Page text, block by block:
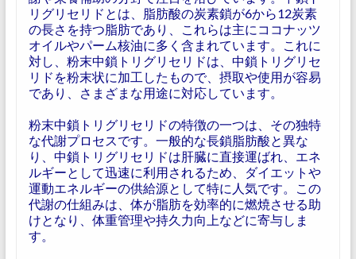
リグリセリドとは、脂肪酸の炭素鎖が6から12炭素
の長さを持つ脂肪であり、これらは主にココナッツ
オイルやパーム核油に多く含まれています。これに
対し、粉末中鎖トリグリセリドは、中鎖トリグリセ
リドを粉末状に加工したもので、摂取や使用が容易
であり、さまざまな用途に対応しています。
粉末中鎖トリグリセリドの特徴の一つは、その独特
な代謝プロセスです。一般的な長鎖脂肪酸と異な
り、中鎖トリグリセリドは肝臓に直接運ばれ、エネ
ルギーとして迅速に利用されるため、ダイエットや
運動エネルギーの供給源として特に人気です。この
代謝の仕組みは、体が脂肪を効率的に燃焼させる助
けとなり、体重管理や持久力向上などに寄与しま
す。